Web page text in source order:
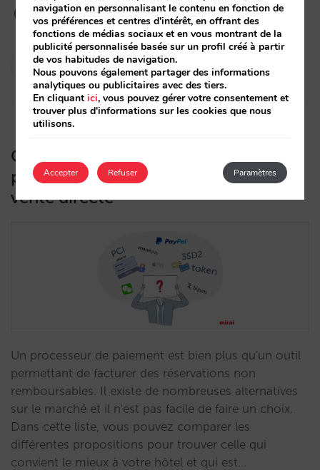
Isabel Rey
09/04/2021
Comment choisir le meilleur
processeur de paiement pour votre
vente directe
Un processeur de paiement est bien plus qu'un outil
permettant de facturer des réservations non
remboursables. Il existe de nombreuses alternatives
sur le marché et il n'est pas facile de faire un choix.
Dans cette liste, vous pouvez comparer les
différentes propositions pour trouver celle qui
convient le mieux à votre hôtel et qui est…
navigation en personnalisant le contenu en fonction de
vos préférences et centres d'intérêt, en offrant des
fonctions de médias sociaux et en vous montrant de la
publicité personnalisée basée sur un profil créé à partir
de vos habitudes de navigation.
Nous pouvons également partager des informations
analytiques ou publicitaires avec des tiers.
En cliquantici, vous pouvez gérer votre consentement et
trouver plus d'informations sur les cookies que nous
utilisons.
Accepter Paramètres
Refuser